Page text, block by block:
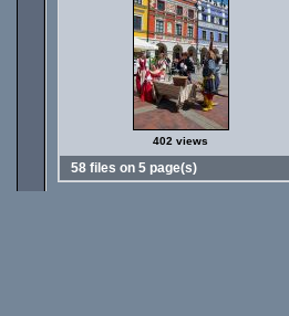
402 views
58 files on 5 page(s)